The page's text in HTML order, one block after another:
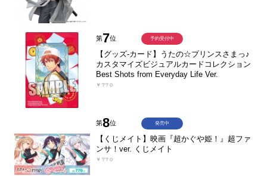
第7位
【グッズ-カード】うたの☆プリンスさまっ♪
カスタマイズビジュアルカードコレクション
Best Shots from Everyday Life Ver.
￥770
予約受付中
第8位
【くじメイト】映画『超かぐや姫！』超ファ
ンサ！ver. くじメイト
￥770
発売中